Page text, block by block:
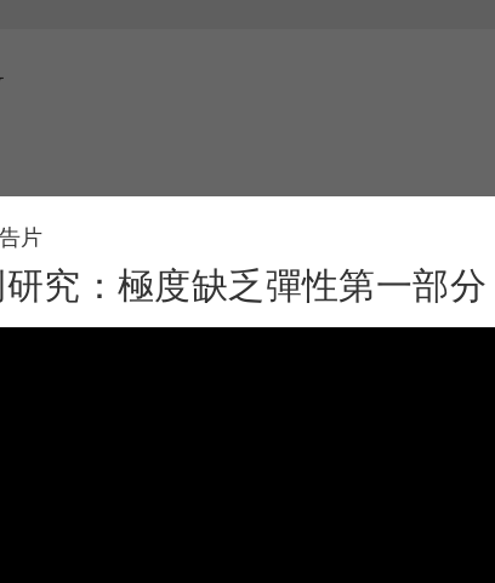
：極度缺乏彈性第一部
片
究：極度缺乏彈性第一部分